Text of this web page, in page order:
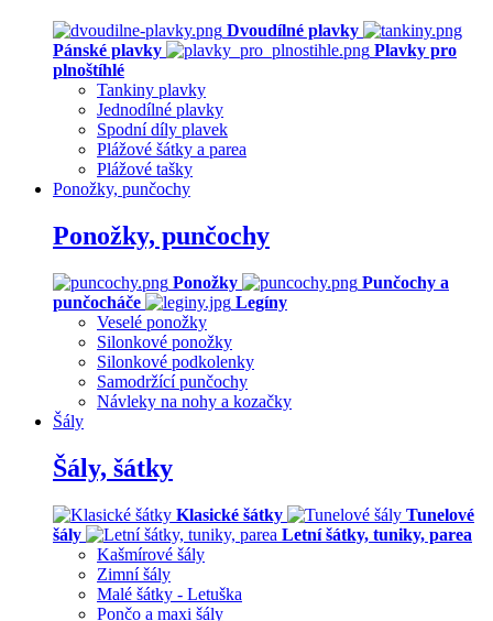
Dvoudílné plavky
Pánské plavky
Plavky pro
plnoštíhlé
Tankiny plavky
Jednodílné plavky
Spodní díly plavek
Plážové šátky a parea
Plážové tašky
Ponožky, punčochy
Ponožky, punčochy
Ponožky
Punčochy a
punčocháče
Legíny
Veselé ponožky
Silonkové ponožky
Silonkové podkolenky
Samodržící punčochy
Návleky na nohy a kozačky
Šály
Šály, šátky
Klasické šátky
Tunelové
šály
Letní šátky, tuniky, parea
Kašmírové šály
Zimní šály
Malé šátky - Letuška
Pončo a maxi šály